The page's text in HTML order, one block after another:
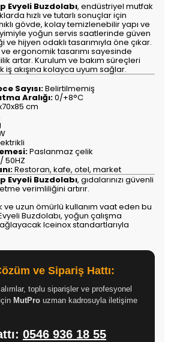
Evyeli Buzdolabı, endüstriyel mutfak
hızlı ve tutarlı sonuçlar için
gövde, kolay temizlenebilir yapı ve
yoğun servis saatlerinde güven
ve hijyen odaklı tasarımıyla öne çıkar.
ve ergonomik tasarımı sayesinde
artar. Kurulum ve bakım süreçleri
iş akışına kolayca uyum sağlar.
Sayısı:Belirtilmemiş
Aralığı:0/+8°C
cm
Paslanmaz çelik
50HZ
Restoran, kafe, otel, market
Evyeli Buzdolabı, gıdalarınızı güvenli
verimliliğini artırır.
uzun ömürlü kullanım vaat eden bu
Buzdolabı, yoğun çalışma
Iceinox standartlarıyla
ve Sipariş Hattı:
toplu siparişler ve profesyonel
MutPro uzman kadrosuyla iletişime
0546 936 18 55